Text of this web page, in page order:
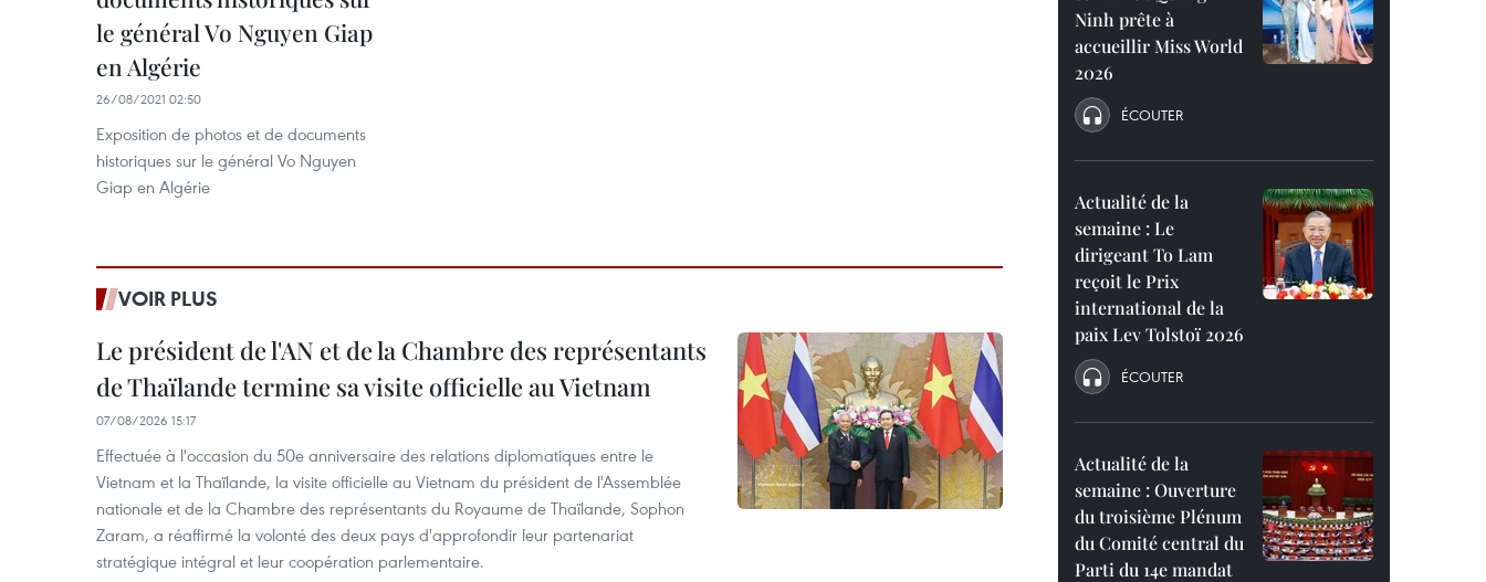
le général Vo Nguyen Giap
en Algérie
26/08/2021 02:50
Exposition de photos et de documents
historiques sur le général Vo Nguyen
Giap en Algérie
VOIR PLUS
Le président de l'AN et de la Chambre des représentants
de Thaïlande termine sa visite officielle au Vietnam
07/08/2026 15:17
Effectuée à l'occasion du 50e anniversaire des relations diplomatiques entre le
Vietnam et la Thaïlande, la visite officielle au Vietnam du président de l'Assemblée
nationale et de la Chambre des représentants du Royaume de Thaïlande, Sophon
Zaram, a réaffirmé la volonté des deux pays d'approfondir leur partenariat
stratégique intégral et leur coopération parlementaire.
Ninh prête à
accueillir Miss World
2026
ÉCOUTER
Actualité de la
semaine : Le
dirigeant To Lam
reçoit le Prix
international de la
paix Lev Tolstoï 2026
ÉCOUTER
Actualité de la
semaine : Ouverture
du troisième Plénum
du Comité central du
Parti du 14e mandat